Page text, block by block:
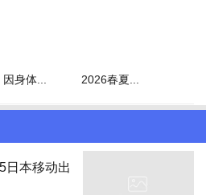
因身体... 2026春夏...
日本移动出